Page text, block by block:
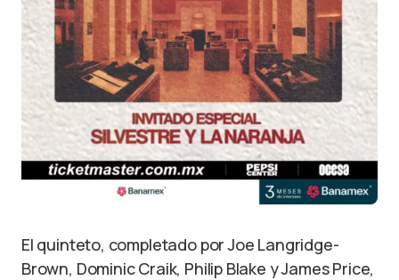
El quinteto, completado por Joe Langridge-
Brown, Dominic Craik, Philip Blake y James Price,